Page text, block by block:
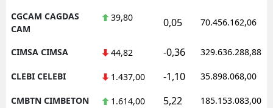
CGCAM CAGDAS
CAM
39,80 0,05 70.456.162,06
CIMSA CIMSA 44,82 -0,36 329.636.288,88
CLEBI CELEBI 1.437,00 -1,10 35.898.068,00
CMBTN CIMBETON 1.614,00 5,22 185.153.083,00